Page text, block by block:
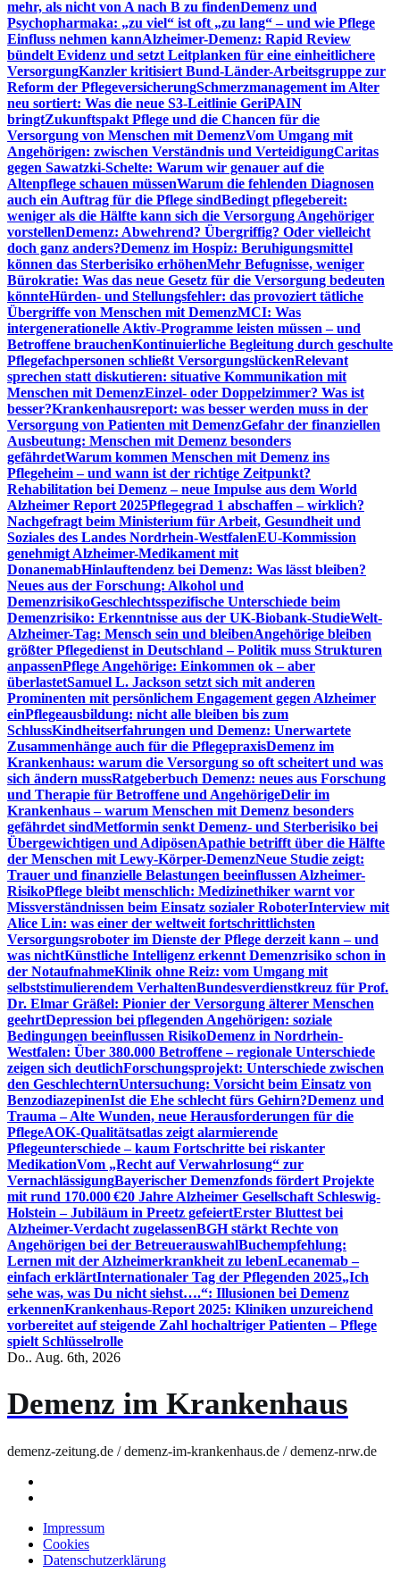
mehr, als nicht von A nach B zu findenDemenz und
Psychopharmaka: „zu viel“ ist oft „zu lang“ – und wie Pflege
Einfluss nehmen kannAlzheimer-Demenz: Rapid Review
bündelt Evidenz und setzt Leitplanken für eine einheitlichere
VersorgungKanzler kritisiert Bund-Länder-Arbeitsgruppe zur
Reform der PflegeversicherungSchmerzmanagement im Alter
neu sortiert: Was die neue S3-Leitlinie GeriPAIN
bringtZukunftspakt Pflege und die Chancen für die
Versorgung von Menschen mit DemenzVom Umgang mit
Angehörigen: zwischen Verständnis und VerteidigungCaritas
gegen Sawatzki-Schelte: Warum wir genauer auf die
Altenpflege schauen müssenWarum die fehlenden Diagnosen
auch ein Auftrag für die Pflege sindBedingt pflegebereit:
weniger als die Hälfte kann sich die Versorgung Angehöriger
vorstellenDemenz: Abwehrend? Übergriffig? Oder vielleicht
doch ganz anders?Demenz im Hospiz: Beruhigungsmittel
können das Sterberisiko erhöhenMehr Befugnisse, weniger
Bürokratie: Was das neue Gesetz für die Versorgung bedeuten
könnteHürden- und Stellungsfehler: das provoziert tätliche
Übergriffe von Menschen mit DemenzMCI: Was
intergenerationelle Aktiv-Programme leisten müssen – und
Betroffene brauchenKontinuierliche Begleitung durch geschulte
Pflegefachpersonen schließt VersorgungslückenRelevant
sprechen statt diskutieren: situative Kommunikation mit
Menschen mit DemenzEinzel- oder Doppelzimmer? Was ist
besser?Krankenhausreport: was besser werden muss in der
Versorgung von Patienten mit DemenzGefahr der finanziellen
Ausbeutung: Menschen mit Demenz besonders
gefährdetWarum kommen Menschen mit Demenz ins
Pflegeheim – und wann ist der richtige Zeitpunkt?
Rehabilitation bei Demenz – neue Impulse aus dem World
Alzheimer Report 2025Pflegegrad 1 abschaffen – wirklich?
Nachgefragt beim Ministerium für Arbeit, Gesundheit und
Soziales des Landes Nordrhein-WestfalenEU-Kommission
genehmigt Alzheimer-Medikament mit
DonanemabHinlauftendenz bei Demenz: Was lässt bleiben?
Neues aus der Forschung: Alkohol und
DemenzrisikoGeschlechtsspezifische Unterschiede beim
Demenzrisiko: Erkenntnisse aus der UK-Biobank-StudieWelt-
Alzheimer-Tag: Mensch sein und bleibenAngehörige bleiben
größter Pflegedienst in Deutschland – Politik muss Strukturen
anpassenPflege Angehörige: Einkommen ok – aber
überlastetSamuel L. Jackson setzt sich mit anderen
Prominenten mit persönlichem Engagement gegen Alzheimer
einPflegeausbildung: nicht alle bleiben bis zum
SchlussKindheitserfahrungen und Demenz: Unerwartete
Zusammenhänge auch für die PflegepraxisDemenz im
Krankenhaus: warum die Versorgung so oft scheitert und was
sich ändern mussRatgeberbuch Demenz: neues aus Forschung
und Therapie für Betroffene und AngehörigeDelir im
Krankenhaus – warum Menschen mit Demenz besonders
gefährdet sindMetformin senkt Demenz- und Sterberisiko bei
Übergewichtigen und AdipösenApathie betrifft über die Hälfte
der Menschen mit Lewy-Körper-DemenzNeue Studie zeigt:
Trauer und finanzielle Belastungen beeinflussen Alzheimer-
RisikoPflege bleibt menschlich: Medizinethiker warnt vor
Missverständnissen beim Einsatz sozialer RoboterInterview mit
Alice Lin: was einer der weltweit fortschrittlichsten
Versorgungsroboter im Dienste der Pflege derzeit kann – und
was nichtKünstliche Intelligenz erkennt Demenzrisiko schon in
der NotaufnahmeKlinik ohne Reiz: vom Umgang mit
selbststimulierendem VerhaltenBundesverdienstkreuz für Prof.
Dr. Elmar Gräßel: Pionier der Versorgung älterer Menschen
geehrtDepression bei pflegenden Angehörigen: soziale
Bedingungen beeinflussen RisikoDemenz in Nordrhein-
Westfalen: Über 380.000 Betroffene – regionale Unterschiede
zeigen sich deutlichForschungsprojekt: Unterschiede zwischen
den GeschlechternUntersuchung: Vorsicht beim Einsatz von
BenzodiazepinenIst die Ehe schlecht fürs Gehirn?Demenz und
Trauma – Alte Wunden, neue Herausforderungen für die
PflegeAOK-Qualitätsatlas zeigt alarmierende
Pflegeunterschiede – kaum Fortschritte bei riskanter
MedikationVom „Recht auf Verwahrlosung“ zur
VernachlässigungBayerischer Demenzfonds fördert Projekte
mit rund 170.000 €20 Jahre Alzheimer Gesellschaft Schleswig-
Holstein – Jubiläum in Preetz gefeiertErster Bluttest bei
Alzheimer-Verdacht zugelassenBGH stärkt Rechte von
Angehörigen bei der BetreuerauswahlBuchempfehlung:
Lernen mit der Alzheimerkrankheit zu lebenLecanemab –
einfach erklärtInternationaler Tag der Pflegenden 2025„Ich
sehe was, was Du nicht siehst….“: Illusionen bei Demenz
erkennenKrankenhaus-Report 2025: Kliniken unzureichend
vorbereitet auf steigende Zahl hochaltriger Patienten – Pflege
spielt Schlüsselrolle
Do.. Aug. 6th, 2026
Demenz im Krankenhaus
demenz-zeitung.de / demenz-im-krankenhaus.de / demenz-nrw.de
Impressum
Cookies
Datenschutzerklärung